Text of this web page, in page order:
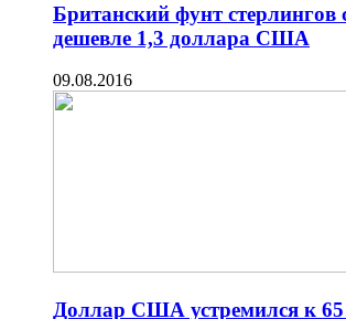
Британский фунт стерлингов
дешевле 1,3 доллара США
09.08.2016
Доллар США устремился к